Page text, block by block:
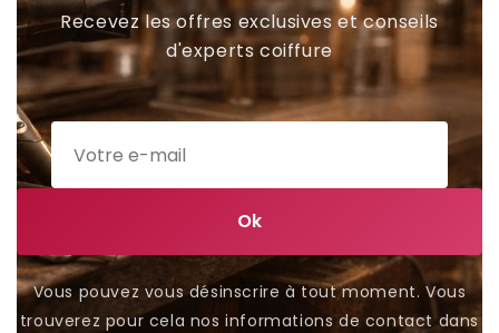
Recevez les offres exclusives et conseils
d'experts coiffure
Vous pouvez vous désinscrire à tout moment. Vous
trouverez pour cela nos informations de contact dans